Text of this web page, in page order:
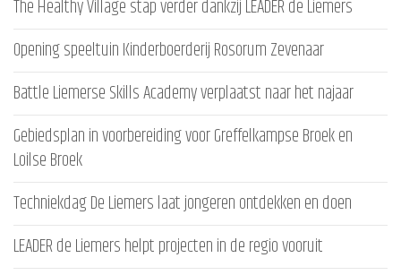
The Healthy Village stap verder dankzij LEADER de Liemers
Opening speeltuin Kinderboerderij Rosorum Zevenaar
Battle Liemerse Skills Academy verplaatst naar het najaar
Gebiedsplan in voorbereiding voor Greffelkampse Broek en
Loilse Broek
Techniekdag De Liemers laat jongeren ontdekken en doen
LEADER de Liemers helpt projecten in de regio vooruit